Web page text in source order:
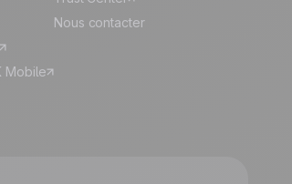
Mobile
Nous contacter